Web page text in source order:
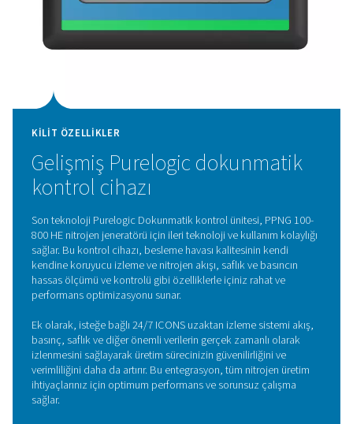
KILIT ÖZELLIKLER
Zirkonya oksijen sensörleri
PPNG 100-800 HE nitrojen jeneratörleri, oksijen seviyesi
ölçümlerinde olağanüstü doğruluk sağlayan son
zirkonya sensörleriyle donatılmıştır. Bu gelişmiş
zirkonya seramiklerinin benzersiz özelliklerini
endüstriyel ortamlarda bile hızlı tepki süreleri ve